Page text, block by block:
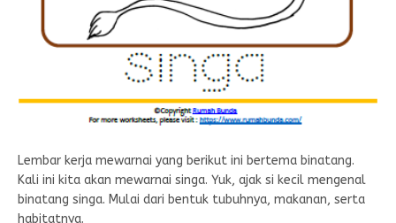
Lembar kerja mewarnai yang berikut ini bertema binatang.
Kali ini kita akan mewarnai singa. Yuk, ajak si kecil mengenal
binatang singa. Mulai dari bentuk tubuhnya, makanan, serta
habitatnya.